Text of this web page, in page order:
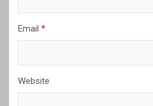
Email *
Website